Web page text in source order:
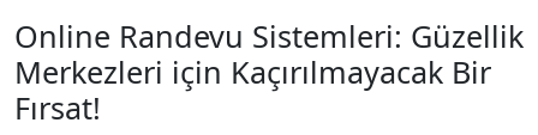
Online Randevu Sistemleri: Güzellik
Merkezleri için Kaçırılmayacak Bir
Fırsat!